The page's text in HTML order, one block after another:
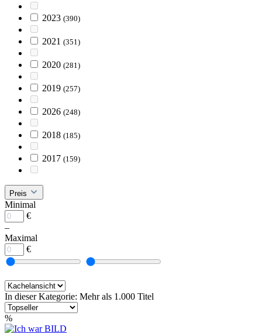
2023 (390)
2021 (351)
2020 (281)
2019 (257)
2026 (248)
2018 (185)
2017 (159)
Preis
Minimal
€
–
Maximal
€
In dieser Kategorie: Mehr als 1.000 Titel
%